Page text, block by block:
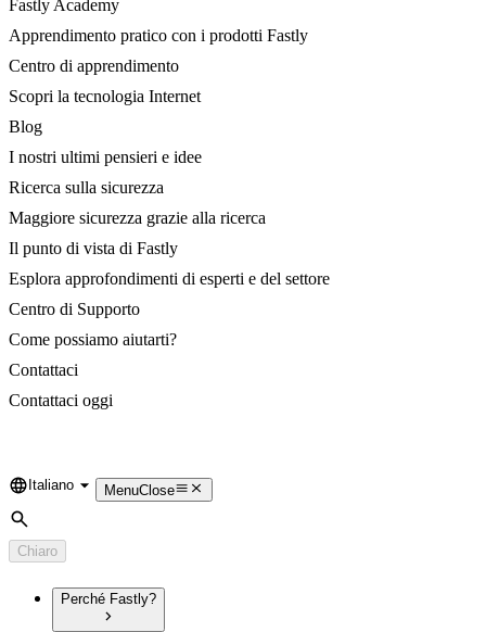
Fastly Academy
Apprendimento pratico con i prodotti Fastly
Centro di apprendimento
Scopri la tecnologia Internet
Blog
I nostri ultimi pensieri e idee
Ricerca sulla sicurezza
Maggiore sicurezza grazie alla ricerca
Il punto di vista di Fastly
Esplora approfondimenti di esperti e del settore
Centro di Supporto
Come possiamo aiutarti?
Contattaci
Contattaci oggi
Language
Italiano MenuClose
Cerca
Chiaro
Perché Fastly?